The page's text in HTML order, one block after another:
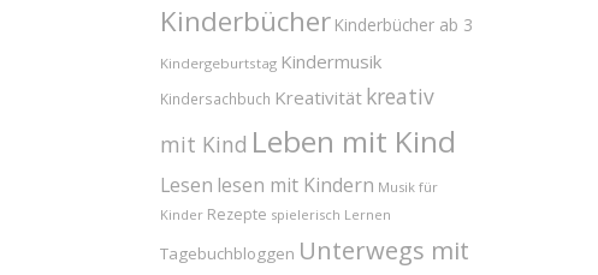
Kinderbücher Kinderbücher ab 3
Kindergeburtstag Kindermusik
Kindersachbuch Kreativität kreativ
mit Kind Leben mit Kind
Lesen lesen mit Kindern Musik für
Kinder Rezepte spielerisch Lernen
Tagebuchbloggen Unterwegs mit